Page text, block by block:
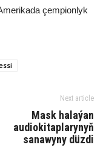
çempionlyk
Next article
Mask halaýan
audiokitaplarynyň
sanawyny düzdi